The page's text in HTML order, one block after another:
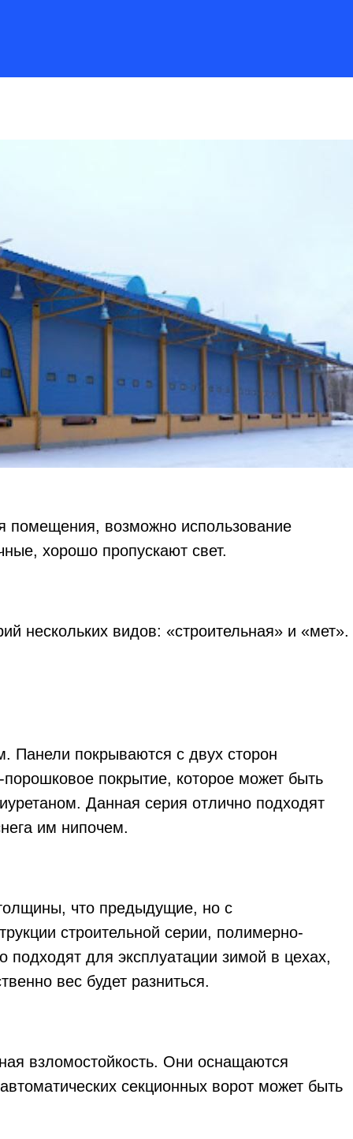
помещения, возможно использование
хорошо пропускают свет.
нескольких видов: «строительная» и «мет».
Панели покрываются с двух сторон
покрытие, которое может быть
Данная серия отлично подходят
им нипочем.
что предыдущие, но с
строительной серии, полимерно-
для эксплуатации зимой в цехах,
вес будет разниться.
взломостойкость. Они оснащаются
секционных ворот может быть